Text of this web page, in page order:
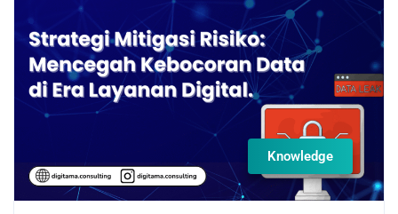
Knowledge